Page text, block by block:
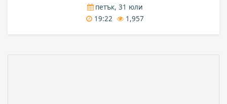
петък, 31 юли
19:22
1,957